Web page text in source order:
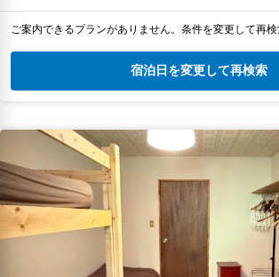
ご案内できるプランがありません。条件を変更して再検
宿泊日を変更して再検索